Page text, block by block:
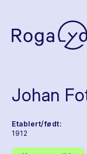
Johan
Etablert/født:
1912